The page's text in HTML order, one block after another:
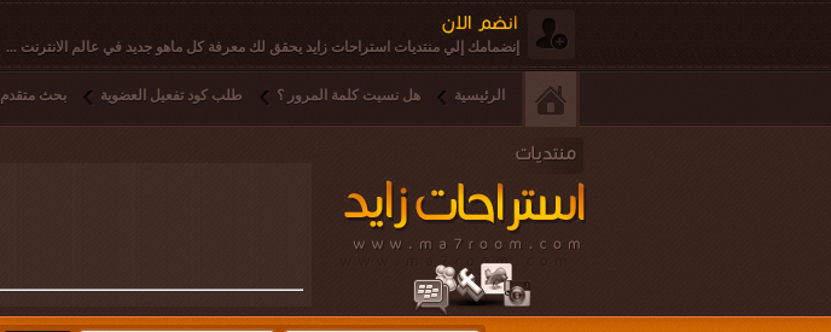
إنضمامك إلي منتديات استراحات زايد يحقق لك معرفة كل ماهو جديد في عالم الانترنت ...
الرئيسية هل نسيت كلمة المرور ؟ طلب كود تفعيل العضوية بحث متقدم